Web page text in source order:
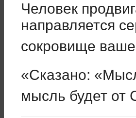
Человек
направляется
сокровище
«Сказано:
мысль будет от